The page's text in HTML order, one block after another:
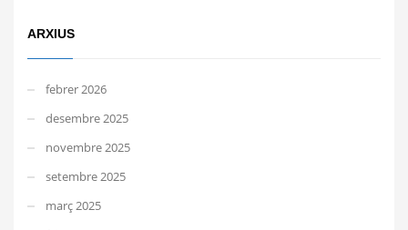
ARXIUS
febrer 2026
desembre 2025
novembre 2025
setembre 2025
març 2025